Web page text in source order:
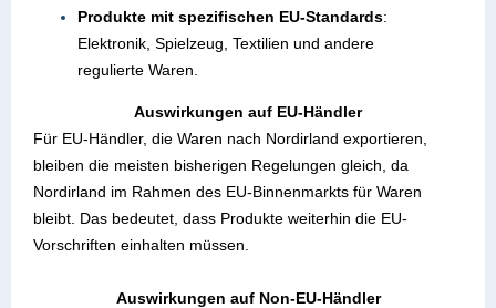
Produkte mit spezifischen EU-Standards:
Elektronik, Spielzeug, Textilien und andere
regulierte Waren.
Auswirkungen auf EU-Händler
Für EU-Händler, die Waren nach Nordirland exportieren,
bleiben die meisten bisherigen Regelungen gleich, da
Nordirland im Rahmen des EU-Binnenmarkts für Waren
bleibt. Das bedeutet, dass Produkte weiterhin die EU-
Vorschriften einhalten müssen.
Auswirkungen auf Non-EU-Händler